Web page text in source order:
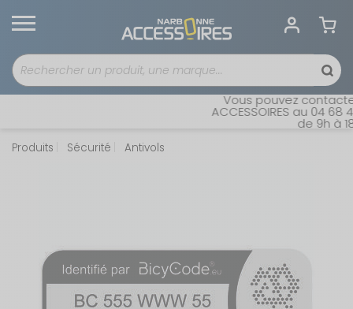
Vous pouvez contacter
ACCESSOIRES au 04 68
de 9h à
Produits Sécurité Antivols